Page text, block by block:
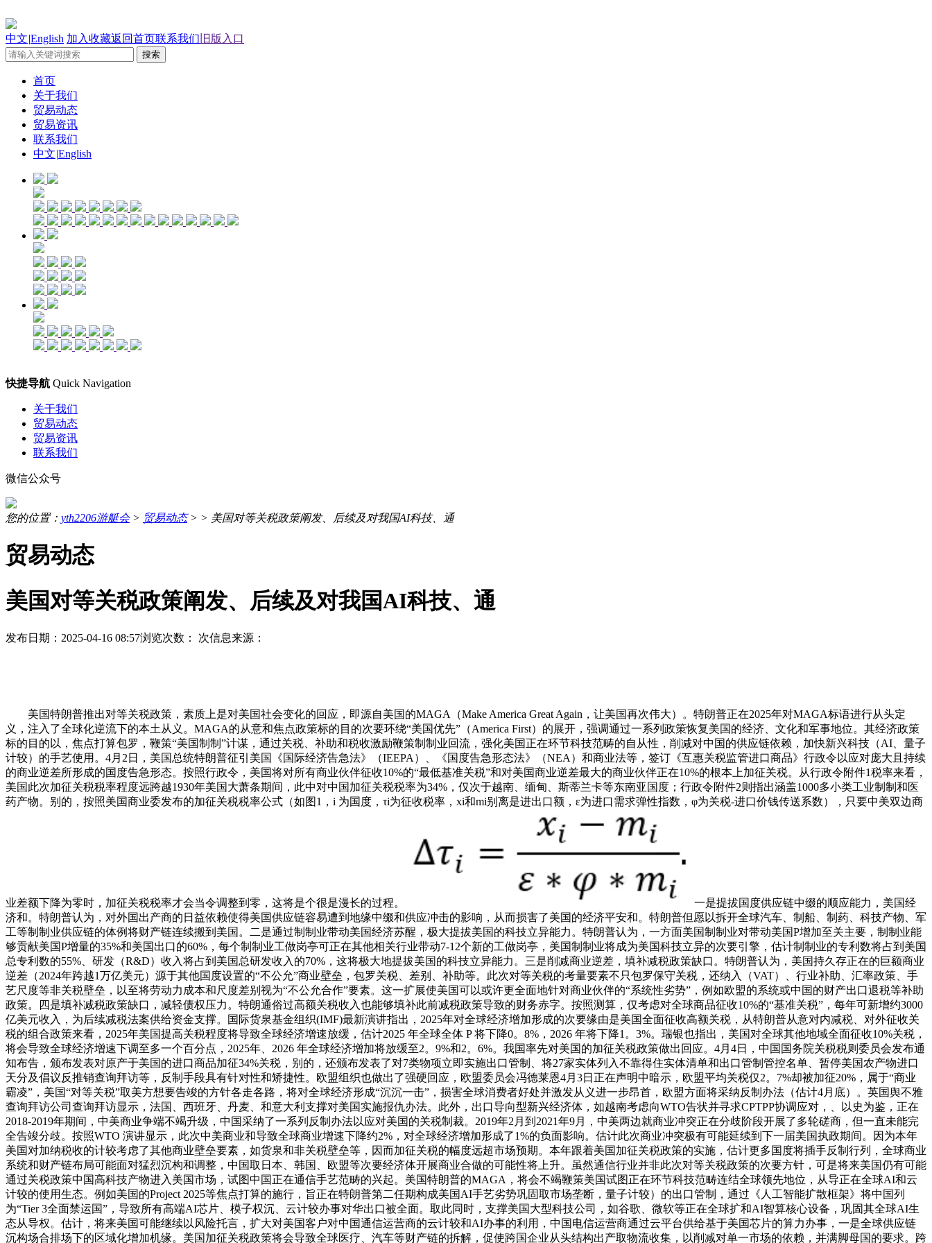
中文|English 加入收藏返回首页联系我们 旧版入口
首页
关于我们
贸易动态
贸易资讯
联系我们
中文|English
快捷导航 Quick Navigation
关于我们
贸易动态
贸易资讯
联系我们
微信公众号
您的位置： yth2206游艇会> 贸易动态> > 美国对等关税政策阐发、后续及对我国AI科技、通
贸易动态
美国对等关税政策阐发、后续及对我国AI科技、通
发布日期：2025-04-16 08:57浏览次数： 次信息来源：
美国特朗普推出对等关税政策，素质上是对美国社会变化的回应，即源自美国的MAGA（Make America Great Again，让美国再次伟大）。特朗普正在2025年对MAGA标语进行从头定
义，注入了全球化逆流下的本土从义。MAGA的从意和焦点政策标的目的次要环绕“美国优先”（America First）的展开，强调通过一系列政策恢复美国的经济、文化和军事地位。其经济政策
标的目的以，焦点打算包罗，鞭策“美国制制”计谋，通过关税、补助和税收激励鞭策制制业回流，强化美国正在环节科技范畴的自从性，削减对中国的供应链依赖，加快新兴科技（AI、量子
计较）的手艺使用。4月2日，美国总统特朗普征引美国《国际经济告急法》（IEEPA）、《国度告急形态法》（NEA）和商业法等，签订《互惠关税监管进口商品》行政令以应对庞大且持续
的商业逆差所形成的国度告急形态。按照行政令，美国将对所有商业伙伴征收10%的“最低基准关税”和对美国商业逆差最大的商业伙伴正在10%的根本上加征关税。从行政令附件1税率来看，
美国此次加征关税税率程度远跨越1930年美国大萧条期间，此中对中国加征关税税率为34%，仅次于越南、缅甸、斯蒂兰卡等东南亚国度；行政令附件2则指出涵盖1000多小类工业制制和医
药产物。别的，按照美国商业委发布的加征关税税率公式（如图1，i 为国度，τi为征收税率，xi和mi别离是进出口额，ε为进口需求弹性指数，φ为关税-进口价钱传送系数），只要中美双边商
业差额下降为零时，加征关税税率才会当令调整到零，这将是个很是漫长的过程。
一是提拔国度供应链中缀的顺应能力，美国经
济和。特朗普认为，对外国出产商的日益依赖使得美国供应链容易遭到地缘中缀和供应冲击的影响，从而损害了美国的经济平安和。特朗普但愿以拆开全球汽车、制船、制药、科技产物、军
工等制制业供应链的体例将财产链连续搬到美国。二是通过制制业带动美国经济苏醒，极大提拔美国的科技立异能力。特朗普认为，一方面美国制制业对带动美国P增加至关主要，制制业能
够贡献美国P增量的35%和美国出口的60%，每个制制业工做岗亭可正在其他相关行业带动7-12个新的工做岗亭，美国制制业将成为美国科技立异的次要引擎，估计制制业的专利数将占到美国
总专利数的55%、研发（R&D）收入将占到美国总研发收入的70%，这将极大地提拔美国的科技立异能力。三是削减商业逆差，填补减税政策缺口。特朗普认为，美国持久存正在的巨额商业
逆差（2024年跨越1万亿美元）源于其他国度设置的“不公允”商业壁垒，包罗关税、差别、补助等。此次对等关税的考量要素不只包罗保守关税，还纳入（VAT）、行业补助、汇率政策、手
艺尺度等非关税壁垒，以至将劳动力成本和尺度差别视为“不公允合作”要素。这一扩展使美国可以或许更全面地针对商业伙伴的“系统性劣势”，例如欧盟的系统或中国的财产出口退税等补助
政策。四是填补减税政策缺口，减轻债权压力。特朗通俗过高额关税收入也能够填补此前减税政策导致的财务赤字。按照测算，仅考虑对全球商品征收10%的“基准关税”，每年可新增约3000
亿美元收入，为后续减税法案供给资金支撑。国际货泉基金组织(IMF)最新演讲指出，2025年对全球经济增加形成的次要缘由是美国全面征收高额关税，从特朗普从意对内减税、对外征收关
税的组合政策来看，2025年美国提高关税程度将导致全球经济增速放缓，估计2025 年全球全体 P 将下降0。8%，2026 年将下降1。3%。瑞银也指出，美国对全球其他地域全面征收10%关税，
将会导致全球经济增速下调至多一个百分点，2025年、2026 年全球经济增加将放缓至2。9%和2。6%。我国率先对美国的加征关税政策做出回应。4月4日，中国国务院关税税则委员会发布通
知布告，颁布发表对原产于美国的进口商品加征34%关税，别的，还颁布发表了对7类物项立即实施出口管制、将27家实体列入不靠得住实体清单和出口管制管控名单、暂停美国农产物进口
天分及倡议反推销查询拜访等，反制手段具有针对性和矫捷性。欧盟组织也做出了强硬回应，欧盟委员会冯德莱恩4月3日正在声明中暗示，欧盟平均关税仅2。7%却被加征20%，属于“商业
霸凌”，美国“对等关税”取美方想要告竣的方针各走各路，将对全球经济形成“沉沉一击”，损害全球消费者好处并激发从义进一步昂首，欧盟方面将采纳反制办法（估计4月底）。英国舆不雅
查询拜访公司查询拜访显示，法国、西班牙、丹麦、和意大利支撑对美国实施报仇办法。此外，出口导向型新兴经济体，如越南考虑向WTO告状并寻求CPTPP协调应对，、以史为鉴，正在
2018-2019年期间，中美商业争端不竭升级，中国采纳了一系列反制办法以应对美国的关税制裁。2019年2月到2021年9月，中美两边就商业冲突正在分歧阶段开展了多轮磋商，但一直未能完
全告竣分歧。按照WTO 演讲显示，此次中美商业和导致全球商业增速下降约2%，对全球经济增加形成了1%的负面影响。估计此次商业冲突极有可能延续到下一届美国执政期间。因为本年
美国对加纳税收的计较考虑了其他商业壁垒要素，如货泉和非关税壁垒等，因而加征关税的幅度远超市场预期。本年跟着美国加征关税政策的实施，估计更多国度将插手反制行列，全球商业
系统和财产链布局可能面对猛烈沉构和调整，中国取日本、韩国、欧盟等次要经济体开展商业合做的可能性将上升。虽然通信行业并非此次对等关税政策的次要方针，可是将来美国仍有可能
通过关税政策中国高科技产物进入美国市场，试图中国正在通信手艺范畴的兴起。美国特朗普的MAGA，将会不竭鞭策美国试图正在环节科技范畴连结全球领先地位，从导正在全球AI和云
计较的使用生态。例如美国的Project 2025等焦点打算的施行，旨正在特朗普第二任期构成美国AI手艺劣势巩固取市场垄断，量子计较）的出口管制，通过《人工智能扩散框架》将中国列
为“Tier 3全面禁运国”，导致所有高端AI芯片、模子权沉、云计较办事对华出口被全面。取此同时，支撑美国大型科技公司，如谷歌、微软等正在全球扩和AI智算核心设备，巩固其全球AI生
态从导权。估计，将来美国可能继续以风险托言，扩大对美国客户对中国通信运营商的云计较和AI办事的利用，中国电信运营商通过云平台供给基于美国芯片的算力办事，一是全球供应链
沉构场合排场下的区域化增加机缘。美国加征关税政策将会导致全球医疗、汽车等财产链的拆解，促使跨国企业从头结构出产取物流收集，以削减对单一市场的依赖，并满脚母国的要求。跨